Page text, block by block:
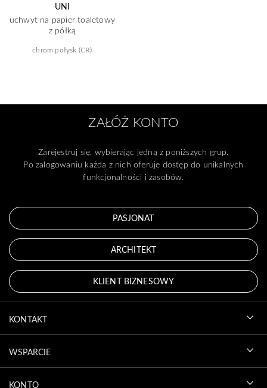
UNI
uchwyt na papier toaletowy
z półką
chrom połysk (CR)
ZAŁÓŻ KONTO
Zarejestruj się, wybierając jedną z poniższych grup.
Po zalogowaniu każda z nich oferuje dostęp do unikalnych
funkcjonalności i zasobów.
PASJONAT
ARCHITEKT
KLIENT BIZNESOWY
KONTAKT
WSPARCIE
KONTO